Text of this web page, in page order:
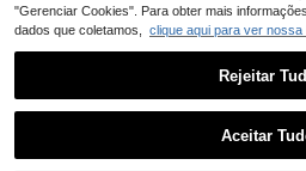
"Gerenciar Cookies". Para obter mais
dados que coletamos, clique aqui para ver nossa
Rejeitar
Aceitar